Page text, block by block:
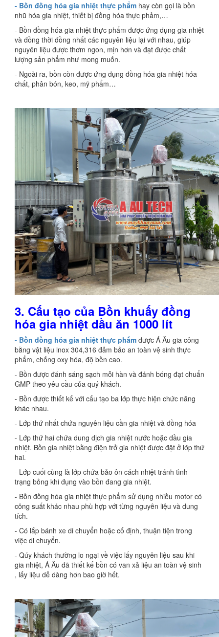
- Bồn đồng hóa gia nhiệt thực phẩm hay còn gọi là bồn
nhũ hóa gia nhiệt, thiết bị đồng hóa thực phảm,…
- Bồn đồng hóa gia nhiệt thực phẩm được ứng dụng gia nhiệt
và đồng thời đồng nhất các nguyên liệu lại với nhau, giúp
nguyên liệu được thơm ngon, mịn hơn và đạt được chất
lượng sản phẩm như mong muốn.
- Ngoài ra, bồn còn được ứng dụng đồng hóa gia nhiệt hóa
chất, phân bón, keo, mỹ phẩm…
3. Cấu tạo của Bồn khuấy đồng
hóa gia nhiệt dầu ăn 1000 lít
- Bồn đồng hóa gia nhiệt thực phẩm được Á Âu gia công
bằng vật liệu inox 304,316 đảm bảo an toàn vệ sinh thực
phẩm, chống oxy hóa, độ bền cao.
- Bồn được đánh sáng sạch mỗi hàn và đánh bóng đạt chuẩn
GMP theo yêu cầu của quý khách.
- Bồn được thiết kế với cấu tạo ba lớp thực hiện chức năng
khác nhau.
- Lớp thứ nhất chứa nguyên liệu cần gia nhiệt và đồng hóa
- Lớp thứ hai chứa dung dịch gia nhiệt nước hoặc dầu gia
nhiệt. Bồn gia nhiệt bằng điện trở gia nhiệt được đặt ở lớp thứ
hai.
- Lớp cuối cùng là lớp chứa bảo ôn cách nhiệt tránh tình
trạng bỏng khi đụng vào bồn đang gia nhiệt.
- Bồn đồng hóa gia nhiệt thực phẩm sử dụng nhiều motor có
công suất khác nhau phù hợp với từng nguyên liệu và dung
tích.
- Có lắp bánh xe di chuyển hoặc cố định, thuận tiện trong
việc di chuyển.
- Qúy khách thường lo ngại về việc lấy nguyên liệu sau khi
gia nhiệt, Á Âu đã thiết kế bồn có van xả liệu an toàn vệ sinh
, lấy liệu dễ dàng hơn bao giờ hết.